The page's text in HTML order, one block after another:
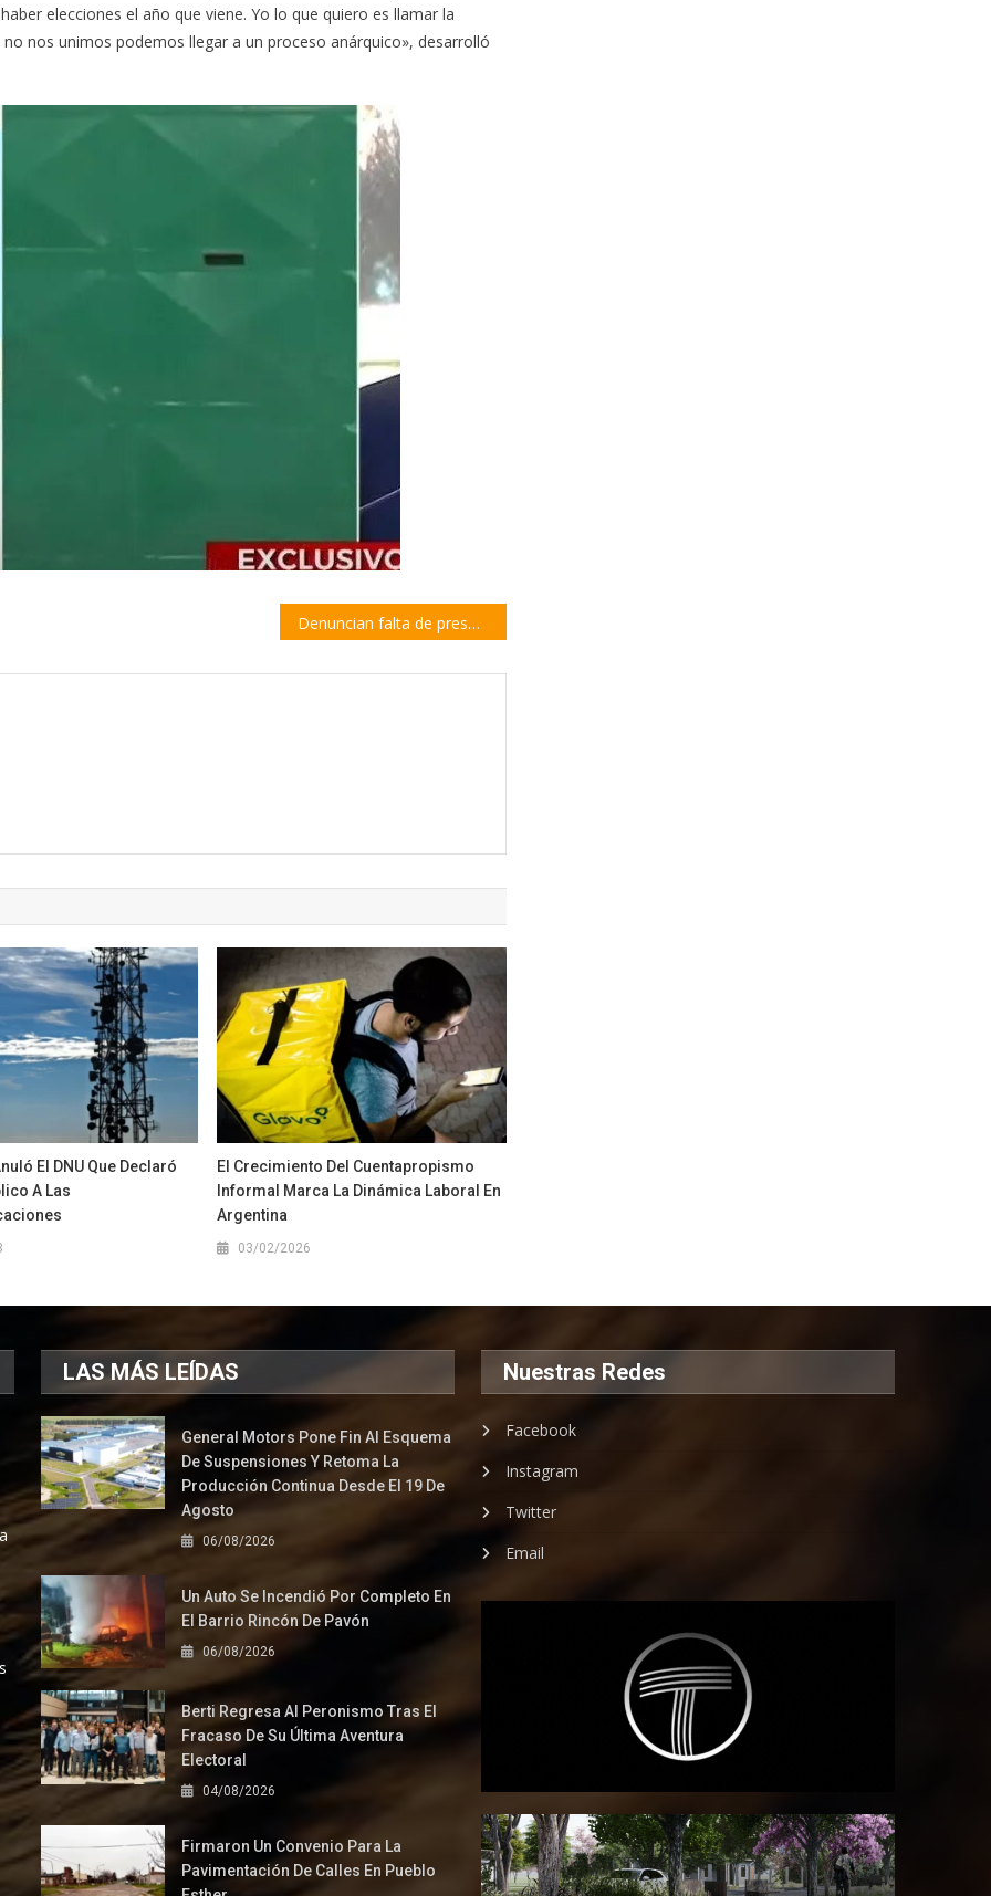
elecciones el año que viene. Yo lo que quiero es llamar la
nos unimos podemos llegar a un proceso anárquico», desarrolló
Denuncian falta de presupuesto y desinterés para proteger los humedales
El DNU Que Declaró
A Las
El Crecimiento Del Cuentapropismo
Informal Marca La Dinámica Laboral En
Argentina
03/02/2026
LAS MÁS LEÍDAS
General Motors Pone Fin Al Esquema
De Suspensiones Y Retoma La
Producción Continua Desde El 19 De
Agosto
06/08/2026
Un Auto Se Incendió Por Completo En
El Barrio Rincón De Pavón
06/08/2026
Berti Regresa Al Peronismo Tras El
Fracaso De Su Última Aventura
Electoral
04/08/2026
Firmaron Un Convenio Para La
Pavimentación De Calles En Pueblo
Nuestras Redes
Facebook
Instagram
Twitter
Email